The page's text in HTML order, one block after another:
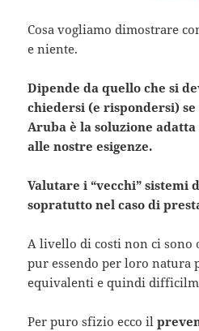
Cosa vogliamo dimostrare
e niente.
Dipende da quello che si
chiedersi (e rispondersi)
Aruba è la soluzione
alle nostre esigenze.
Valutare i “vecchi” sistemi
sopratutto nel caso di
A livello di costi non ci sono
pur essendo per loro
equivalenti e quindi
Per puro sfizio ecco il